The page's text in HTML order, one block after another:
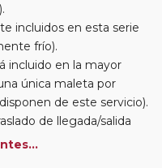
incluidos en esta serie
frío).
incluido en la mayor
única maleta por
de este servicio).
de llegada/salida